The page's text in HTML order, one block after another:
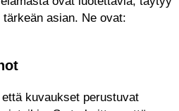
asian. Ne ovat:
kuvaukset perustuvat